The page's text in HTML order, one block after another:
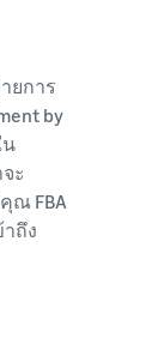
ยการ
by
น
ะ
ณ FBA
ถึง